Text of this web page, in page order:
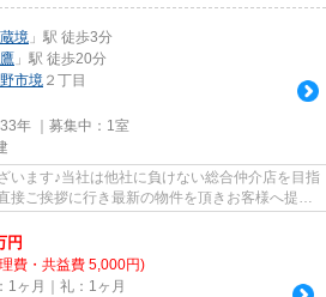
境 」駅 徒歩3分
」駅 徒歩20分
市境 ２丁目
年 ｜募集中： 1室
います♪当社は他社に負けない総合仲介店を目指
接ご挨拶に行き最新の物件を頂きお客様へ提供
円
費・共益費 5,000円)
1ヶ月｜礼：1ヶ月